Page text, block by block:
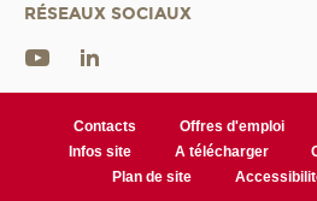
RÉSEAUX SOCIAUX
Contacts Offres d'emploi
Infos site
A télécharger
Plan de site